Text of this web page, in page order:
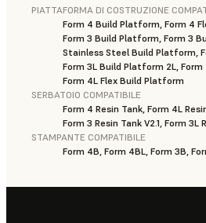
PIATTAFORMA DI COSTRUZIONE
Form 4 Build Platform, Form 4
Form 3 Build Platform, Form 3
Stainless Steel Build Platform,
Form 3L Build Platform 2L,
Form 4L Flex Build Platform
SERBATOIO COMPATIBILE
Form 4 Resin Tank, Form 4L
Form 3 Resin Tank V2.1, Form 3L
STAMPANTE COMPATIBILE
Form 4B, Form 4BL, Form 3B,